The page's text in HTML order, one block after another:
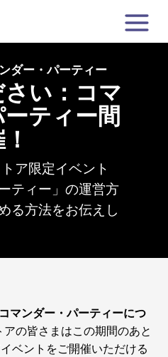
ダー・パーティー
い：コマ
ティー間
ア限定イベント
ティー」の運営方
る方法をお伝えし
マンダー・パーティーにつ
の皆さまはこの期間のあと
ベントをご開催いただける